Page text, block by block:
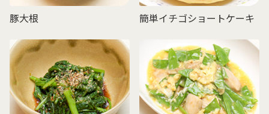
豚大根 簡単イチゴショートケーキ